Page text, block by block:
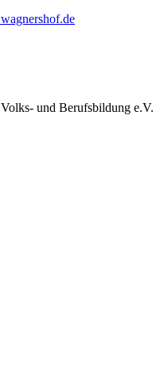
und Berufsbildung e.V.